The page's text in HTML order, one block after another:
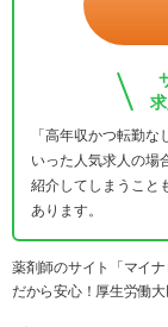
「高年収かつ転勤
いった人気求人の場
紹介してしまうこと
あります。
薬剤師のサイト「マイ
だから安心！厚生労働大